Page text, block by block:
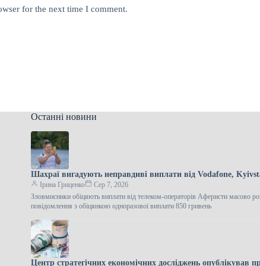
for the next time I comment.
Останні новини
Шахраї вигадують неправдиві виплати від Vodafone,
Ірина Гриценко
Сер 7, 2026
Зловмисники обіцяють виплати від телеком-операторів Аферисти масово
повідомлення з обіцянкою одноразової виплати 850 гривень
Центр стратегічних економічних досліджень опублікував